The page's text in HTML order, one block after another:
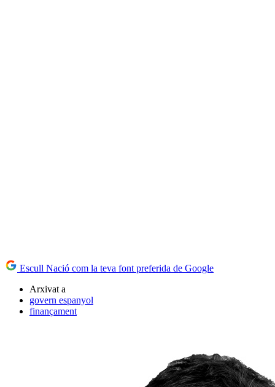
Escull Nació com la teva font preferida de Google
Arxivat a
govern espanyol
finançament